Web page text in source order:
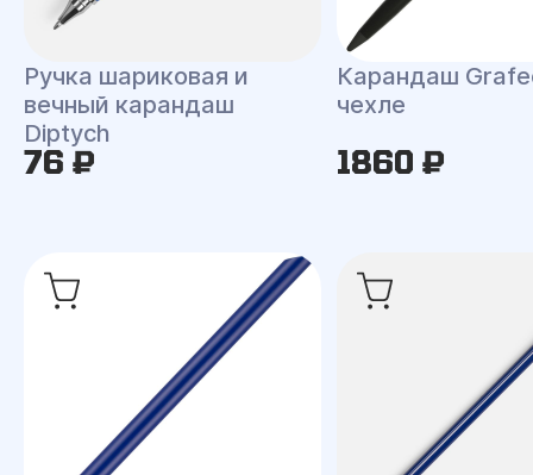
Ручка шариковая и
вечный карандаш
Diptych
76 ₽
Карандаш
чехле
1860 ₽